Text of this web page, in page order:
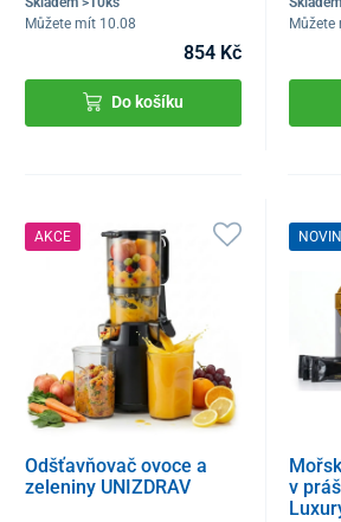
Můžete mít 10.08
854 Kč
Do košíku
Můžete
AKCE
Odšťavňovač ovoce a
zeleniny UNIZDRAV
v